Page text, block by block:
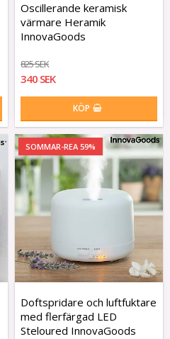
Oscillerande keramisk
värmare Heramik
InnovaGoods
825 SEK
340 SEK
KÖP
SOMMAR-REA 59%
Doftspridare och luftfuktare
med flerfärgad LED
Steloured InnovaGoods